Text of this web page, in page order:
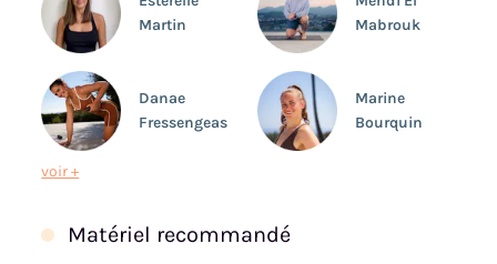
Martin
Mabrouk
Danae
Fressengeas
Marine
Bourquin
voir +
Matériel recommandé